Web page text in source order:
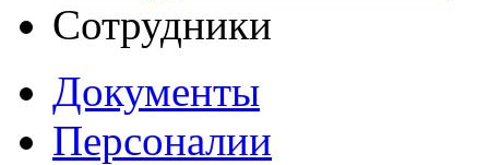
Сотрудники
Документы
Персоналии